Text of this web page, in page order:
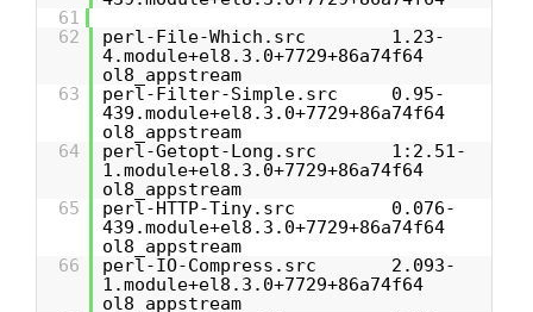
61
62
perl-File-Which.src 1.23-
4.module+el8.3.0+7729+86a74f64
ol8_appstream
63
perl-Filter-Simple.src 0.95-
439.module+el8.3.0+7729+86a74f64
ol8_appstream
64
perl-Getopt-Long.src 1:2.51-
1.module+el8.3.0+7729+86a74f64
ol8_appstream
65
perl-HTTP-Tiny.src 0.076-
439.module+el8.3.0+7729+86a74f64
ol8_appstream
66
perl-IO-Compress.src 2.093-
1.module+el8.3.0+7729+86a74f64
ol8_appstream